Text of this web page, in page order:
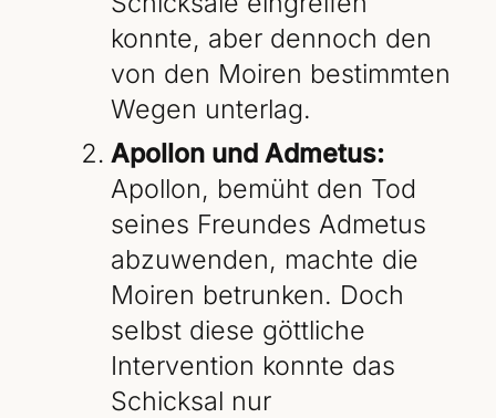
konnte, aber dennoch den
von den Moiren bestimmten
Wegen unterlag.
Apollon und Admetus:
Apollon, bemüht den Tod
seines Freundes Admetus
abzuwenden, machte die
Moiren betrunken. Doch
selbst diese göttliche
Intervention konnte das
Schicksal nur